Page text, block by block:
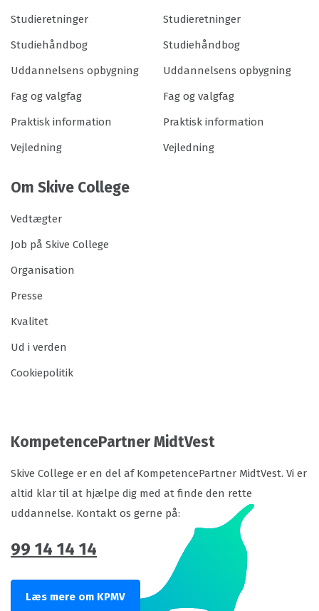
Studieretninger
Studiehåndbog
Uddannelsens opbygning
Fag og valgfag
Praktisk information
Vejledning
Studieretninger
Studiehåndbog
Uddannelsens opbygning
Fag og valgfag
Praktisk information
Vejledning
Om Skive College
Vedtægter
Job på Skive College
Organisation
Presse
Kvalitet
Ud i verden
Cookiepolitik
KompetencePartner MidtVest
Skive College er en del af KompetencePartner MidtVest. Vi er
altid klar til at hjælpe dig med at finde den rette
uddannelse. Kontakt os gerne på:
99 14 14 14
Læs mere om KPMV